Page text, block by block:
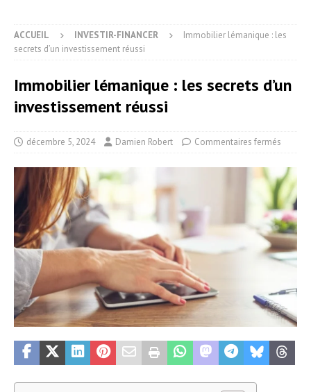
ACCUEIL INVESTIR-FINANCER
Immobilier lémanique : les
secrets d’un investissement réussi
Immobilier lémanique : les secrets d’un
investissement réussi
décembre 5, 2024 Damien Robert Commentaires fermés